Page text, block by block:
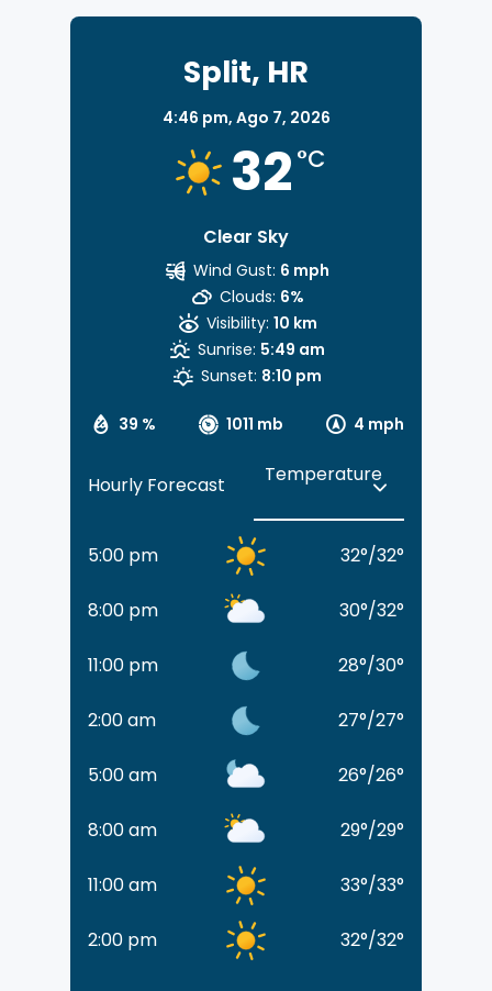
Split, HR
4:46 pm, Ago 7, 2026
32 °C
Clear Sky
39 % 1011 mb 4 mph
Wind Gust: 6 mph
Clouds: 6%
Visibility: 10 km
Sunrise: 5:49 am
Sunset: 8:10 pm
Hourly Forecast
5:00 pm 32°/32°
8:00 pm 30°/32°
11:00 pm 28°/30°
2:00 am 27°/27°
5:00 am 26°/26°
8:00 am 29°/29°
11:00 am 33°/33°
2:00 pm 32°/32°